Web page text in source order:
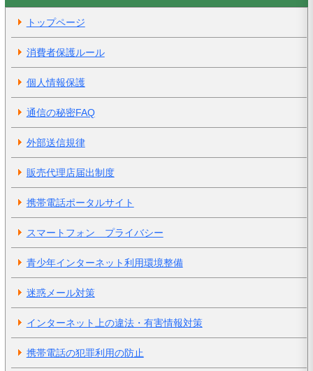
トップページ
消費者保護ルール
個人情報保護
通信の秘密FAQ
外部送信規律
販売代理店届出制度
携帯電話ポータルサイト
スマートフォン プライバシー
青少年インターネット利用環境整備
迷惑メール対策
インターネット上の違法・有害情報対策
携帯電話の犯罪利用の防止